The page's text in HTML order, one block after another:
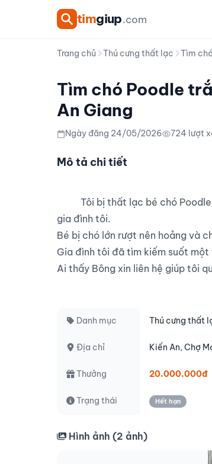
timgiup.com
Trang chủ Thú cưng thất lạc Tìm
Tìm chó Poodle
An Giang
Ngày đăng 24/05/2026 724 lượt
Mô tả chi tiết
gia đình tôi.
Bé bị chó lớn rượt nên hoảng và
Gia đình tôi đã tìm kiếm suốt
Ai thấy Bông xin liên hệ giúp tôi
Danh mục Thú cưng thất
Địa chỉ Kiến An, Chợ
Thưởng 20.000.000đ
Trạng thái Hết hạn
Hình ảnh (2 ảnh)